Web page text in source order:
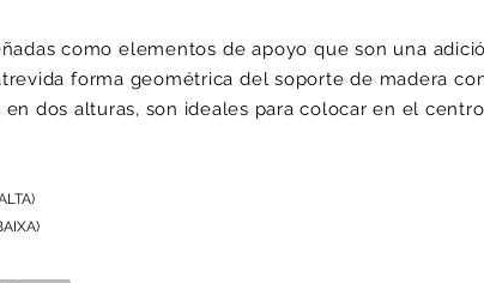
como elementos de apoyo que son una
forma geométrica del soporte de madera
dos alturas, son ideales para colocar en el